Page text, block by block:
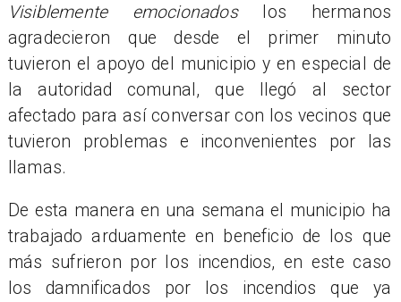
Visiblemente emocionadoslos hermanos
agradecieron que desde el primer minuto
tuvieron el apoyo del municipio y en especial de
la autoridad comunal, que llegó al sector
afectado para así conversar con los vecinos que
tuvieron problemas e inconvenientes por las
llamas.
De esta manera en una semana el municipio ha
trabajado arduamente en beneficio de los que
más sufrieron por los incendios, en este caso
los damnificados por los incendios que ya